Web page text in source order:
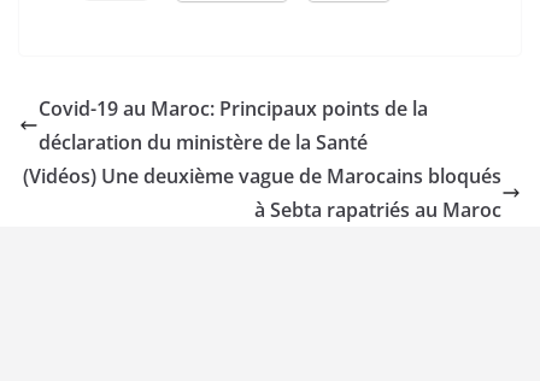
Covid-19 au Maroc: Principaux points de la
déclaration du ministère de la Santé
(Vidéos) Une deuxième vague de Marocains bloqués
à Sebta rapatriés au Maroc